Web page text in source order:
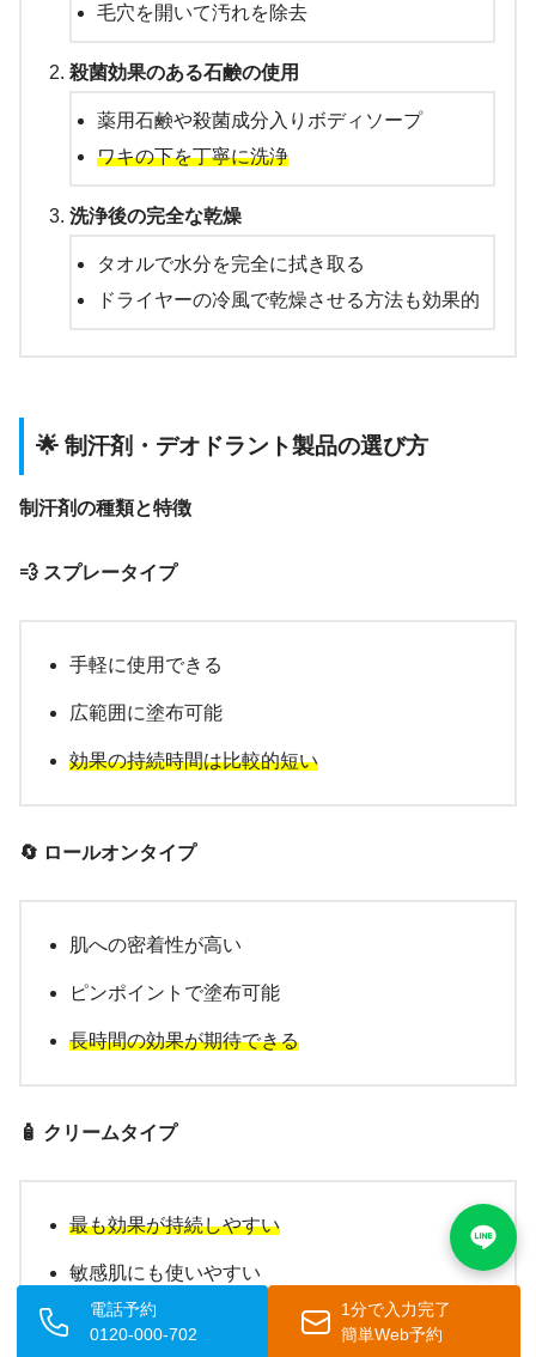
毛穴を開いて汚れを除去
殺菌効果のある石鹸の使用
薬用石鹸や殺菌成分入りボディソープ
ワキの下を丁寧に洗浄
洗浄後の完全な乾燥
タオルで水分を完全に拭き取る
ドライヤーの冷風で乾燥させる方法も効果的
🌟 制汗剤・デオドラント製品の選び方
制汗剤の種類と特徴
💨 スプレータイプ
手軽に使用できる
広範囲に塗布可能
効果の持続時間は比較的短い
🔄 ロールオンタイプ
肌への密着性が高い
ピンポイントで塗布可能
長時間の効果が期待できる
🧴 クリームタイプ
最も効果が持続しやすい
敏感肌にも使いやすい
塗布に時間がかかる
電話予約
0120-000-702
1分で入力完了
簡単Web予約